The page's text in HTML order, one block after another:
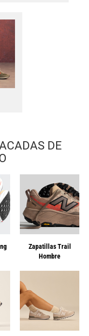
DE
Zapatillas Trail
Hombre